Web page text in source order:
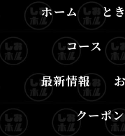
ホーム と
コース
最新情報
クーポン